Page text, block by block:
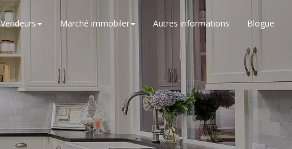
Vendeurs Marché immobiler Autres informations Blogue